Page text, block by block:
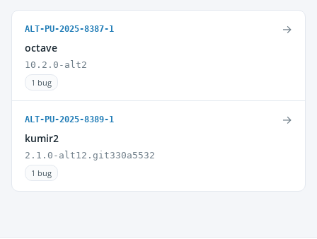
ALT-PU-2025-8387-1
octave
10.2.0-alt2
1 bug
→
ALT-PU-2025-8389-1
kumir2
2.1.0-alt12.git330a5532
1 bug
→